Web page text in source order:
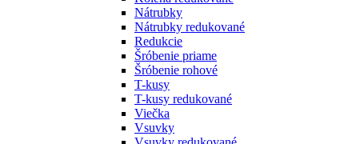
Nátrubky
Nátrubky redukované
Redukcie
Šróbenie priame
Šróbenie rohové
T-kusy
T-kusy redukované
Viečka
Vsuvky